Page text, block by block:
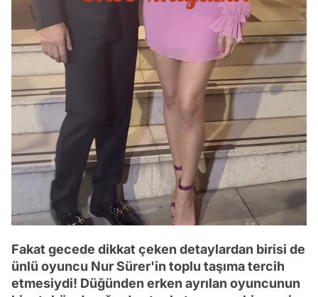
Fakat gecede dikkat çeken detaylardan birisi de
ünlü oyuncu Nur Sürer'in toplu taşıma tercih
etmesiydi! Düğünden erken ayrılan oyuncunun